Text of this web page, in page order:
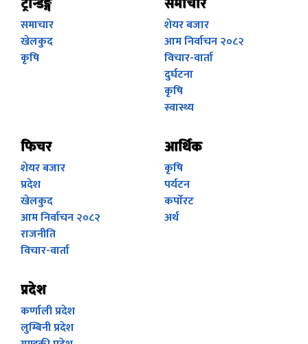
समाचार
खेलकुद
कृषि
शेयर बजार
आम निर्वाचन २०८२
विचार-वार्ता
दुर्घटना
कृषि
स्वास्थ्य
फिचर
शेयर बजार
प्रदेश
खेलकुद
आम निर्वाचन २०८२
राजनीति
विचार-वार्ता
आर्थिक
कृषि
पर्यटन
कर्पाेरट
अर्थ
प्रदेश
कर्णाली प्रदेश
लुम्बिनी प्रदेश